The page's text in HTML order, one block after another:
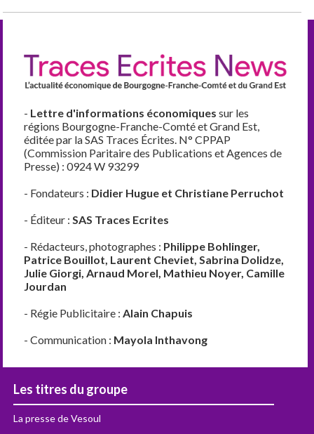
- Lettre d'informations économiques sur les
régions Bourgogne-Franche-Comté et Grand Est,
éditée par la SAS Traces Écrites. N° CPPAP
(Commission Paritaire des Publications et Agences de
Presse) : 0924 W 93299
- Fondateurs : Didier Hugue et Christiane Perruchot
- Éditeur :SAS Traces Ecrites
- Rédacteurs, photographes : Philippe Bohlinger,
Patrice Bouillot, Laurent Cheviet, Sabrina Dolidze,
Julie Giorgi, Arnaud Morel, Mathieu Noyer, Camille
Jourdan
- Régie Publicitaire :Alain Chapuis
- Communication : Mayola Inthavong
Les titres du groupe
La presse de Vesoul